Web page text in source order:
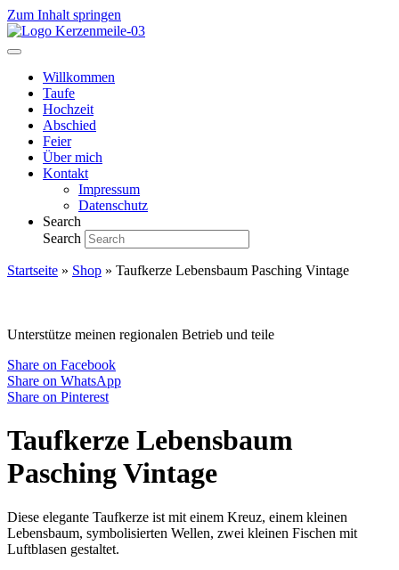
Zum Inhalt springen
Willkommen
Taufe
Hochzeit
Abschied
Feier
Über mich
Kontakt
Impressum
Datenschutz
Search
Search
Startseite » Shop » Taufkerze Lebensbaum Pasching Vintage
Unterstütze meinen regionalen Betrieb und teile
Share on Facebook
Share on WhatsApp
Share on Pinterest
Taufkerze Lebensbaum
Pasching Vintage
Diese elegante Taufkerze ist mit einem Kreuz, einem kleinen
Lebensbaum, symbolisierten Wellen, zwei kleinen Fischen mit
Luftblasen gestaltet.